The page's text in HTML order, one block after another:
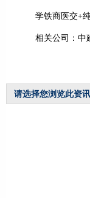
学铁商医交+纯
相关公司：中
请选择您浏览此资